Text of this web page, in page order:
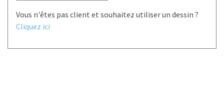
Vous n'êtes pas client et souhaitez utiliser un dessin ?
Cliquez ici